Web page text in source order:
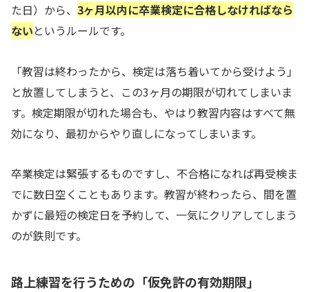
た日）から、 3ヶ月以内に卒業検定に合格しなければなら
ないというルールです。
「教習は終わったから、検定は落ち着いてから受けよう」
と放置してしまうと、この3ヶ月の期限が切れてしまいま
す。検定期限が切れた場合も、やはり教習内容はすべて無
効になり、最初からやり直しになってしまいます。
卒業検定は緊張するものですし、不合格になれば再受検ま
でに数日空くこともあります。教習が終わったら、間を置
かずに最短の検定日を予約して、一気にクリアしてしまう
のが鉄則です。
路上練習を行うための「仮免許の有効期限」